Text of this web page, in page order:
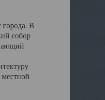
города. В
собор